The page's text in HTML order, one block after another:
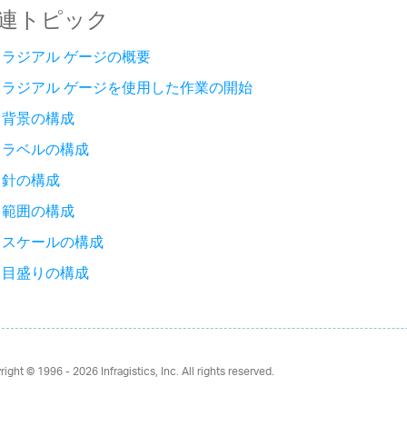
トピック
ラジアル ゲージの概要
ラジアル ゲージを使用した作業の開始
背景の構成
ラベルの構成
針の構成
範囲の構成
スケールの構成
目盛りの構成
© 1996 - 2026Infragistics, Inc. All rights reserved.